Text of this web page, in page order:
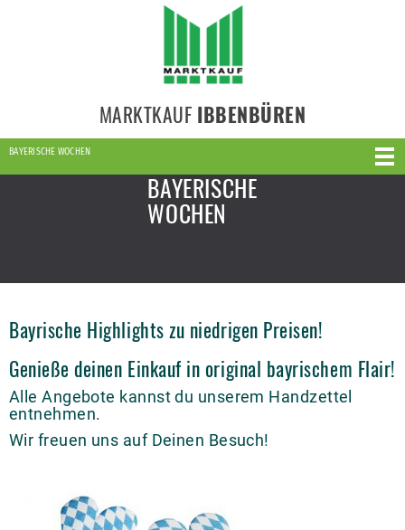
MARKTKAUF IBBENBÜREN
BAYERISCHE WOCHEN
BAYERISCHE
WOCHEN
Bayrische Highlights zu niedrigen Preisen!
Genieße deinen Einkauf in original bayrischem Flair!
Alle Angebote kannst du unserem Handzettel
entnehmen.
Wir freuen uns auf Deinen Besuch!